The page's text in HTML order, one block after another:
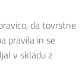
da tovrstne
pravila in se
v skladu z